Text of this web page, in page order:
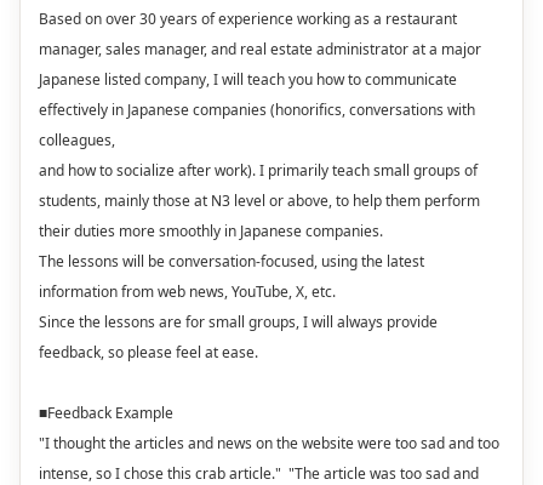
Based on over 30 years of experience working as a restaurant
manager, sales manager, and real estate administrator at a major
Japanese listed company, I will teach you how to communicate
effectively in Japanese companies (honorifics, conversations with
colleagues,
and how to socialize after work). I primarily teach small groups of
students, mainly those at N3 level or above, to help them perform
their duties more smoothly in Japanese companies.
The lessons will be conversation-focused, using the latest
information from web news, YouTube, X, etc.
Since the lessons are for small groups, I will always provide
feedback, so please feel at ease.
■Feedback Example
"I thought the articles and news on the website were too sad and too
intense, so I chose this crab article." "The article was too sad and